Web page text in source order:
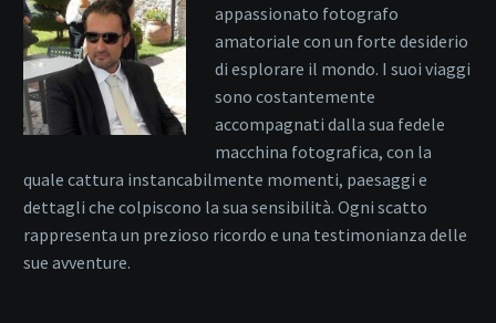
appassionato fotografo
amatoriale con un forte desiderio
di esplorare il mondo. I suoi viaggi
sono costantemente
accompagnati dalla sua fedele
macchina fotografica, con la
quale cattura instancabilmente momenti, paesaggi e
dettagli che colpiscono la sua sensibilità. Ogni scatto
rappresenta un prezioso ricordo e una testimonianza delle
sue avventure.